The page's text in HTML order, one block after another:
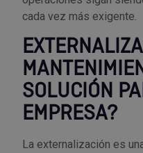
cada vez más exigente.
SOLUCIÓN
EMPRESA?
La externalización es